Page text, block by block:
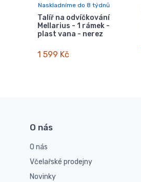
Naskladníme do 8 týdnů
Talíř na odvíčkování
Mellarius - 1 rámek -
plast vana - nerez
1 599 Kč
O nás
O nás
Včelařské prodejny
Novinky